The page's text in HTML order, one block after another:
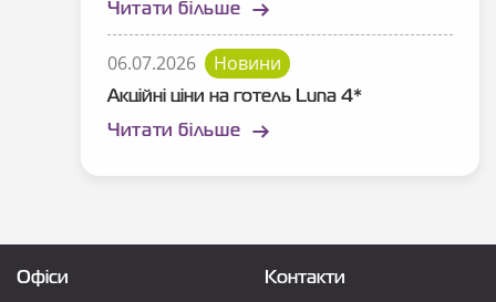
Читати більше
06.07.2026 Новини
Акційні ціни на готель Luna 4*
Читати більше
Офіси Контакти